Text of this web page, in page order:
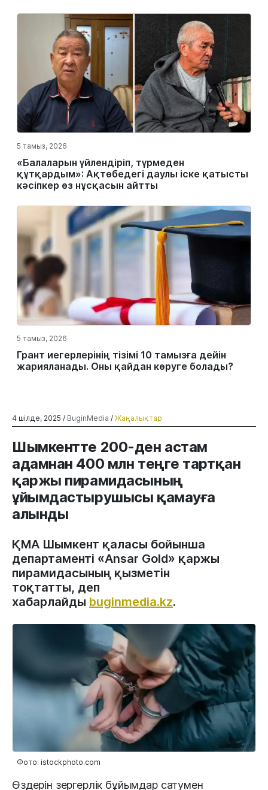
5 тамыз, 2026
«Балаларын үйлендіріп, түрмеден
құтқардым»: Ақтөбедегі даулы іске қатысты
кәсіпкер өз нұсқасын айтты
5 тамыз, 2026
Грант иегерлерінің тізімі 10 тамызға дейін
жарияланады. Оны қайдан көруге болады?
4 шілде, 2025 / BuginMedia / Жаңалықтар
Шымкентте 200-ден астам
адамнан 400 млн теңге тартқан
қаржы пирамидасының
ұйымдастырушысы қамауға
алынды
ҚМА Шымкент қаласы бойынша
департаменті «Ansar Gold» қаржы
пирамидасының қызметін
тоқтатты, деп
хабарлайды buginmedia.kz.
Фото: istockphoto.com
Өздерін зергерлік бұйымдар сатумен